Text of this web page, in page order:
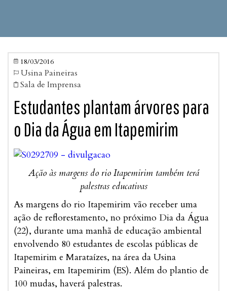
 18/03/2016
 Usina Paineiras
 Sala de Imprensa
Estudantes plantam árvores para
o Dia da Água em Itapemirim
Ação às margens do rio Itapemirim também terá
palestras educativas
As margens do rio Itapemirim vão receber uma
ação de reflorestamento, no próximo Dia da Água
(22), durante uma manhã de educação ambiental
envolvendo 80 estudantes de escolas públicas de
Itapemirim e Marataízes, na área da Usina
Paineiras, em Itapemirim (ES). Além do plantio de
100 mudas, haverá palestras.